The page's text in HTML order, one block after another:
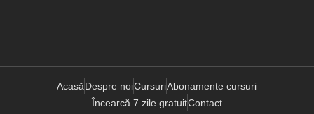
AcasăDespre noiCursuriAbonamente cursuri
Încearcă 7 zile gratuitContact